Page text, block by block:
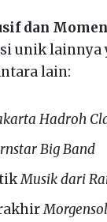
dan
unik lainnya
lain:
Hadroh
Big Band
Musik dari